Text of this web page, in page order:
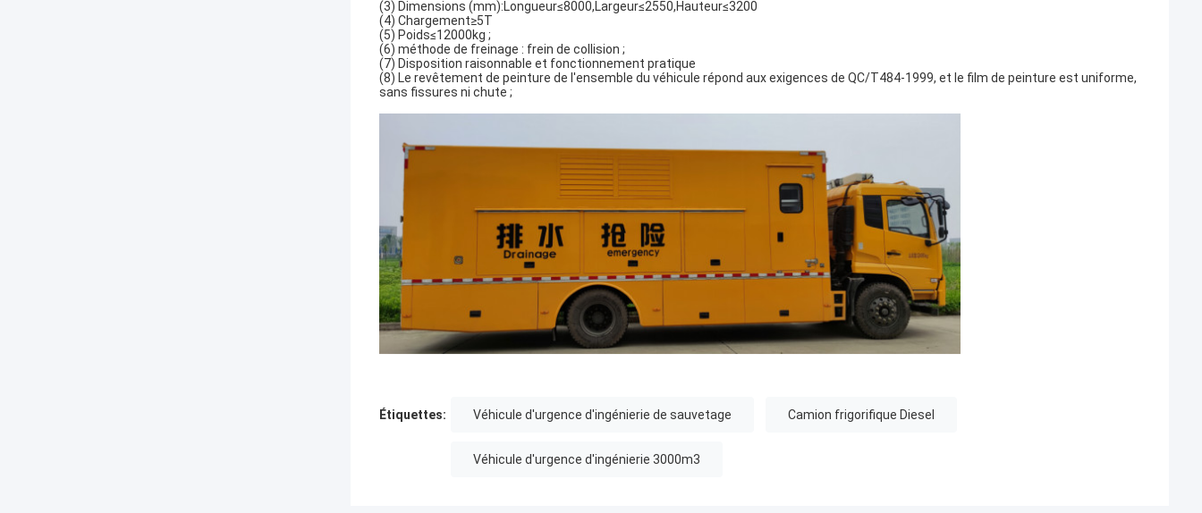
(3) Dimensions (mm):Longueur≤8000,Largeur≤2550,Hauteur≤3200
(4) Chargement≥5T
(5) Poids≤12000kg ;
(6) méthode de freinage : frein de collision ;
(7) Disposition raisonnable et fonctionnement pratique
(8) Le revêtement de peinture de l'ensemble du véhicule répond aux exigences de QC/T484-1999, et le film de peinture est uniforme,
sans fissures ni chute ;
Étiquettes: Véhicule d'urgence d'ingénierie de sauvetage Camion frigorifique Diesel
Véhicule d'urgence d'ingénierie 3000m3